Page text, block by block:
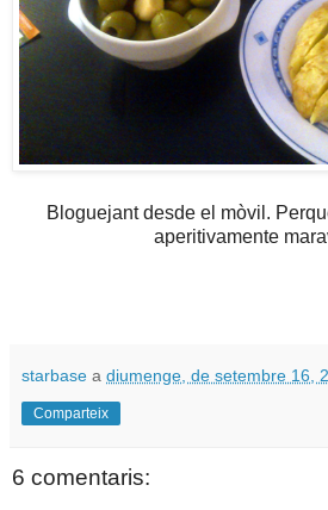
Bloguejant desde el mòvil.
aperitivamente
starbase a diumenge, de setembre 16,
Comparteix
6 comentaris: